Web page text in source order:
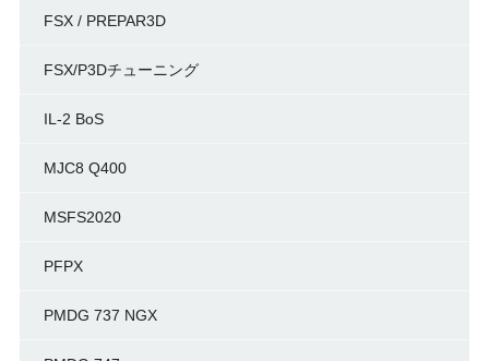
FSX / PREPAR3D
FSX/P3Dチューニング
IL-2 BoS
MJC8 Q400
MSFS2020
PFPX
PMDG 737 NGX